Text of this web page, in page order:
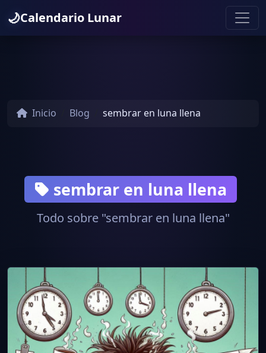
🌙Calendario Lunar
Inicio Blog sembrar en luna llena
sembrar en luna llena
Todo sobre "sembrar en luna llena"